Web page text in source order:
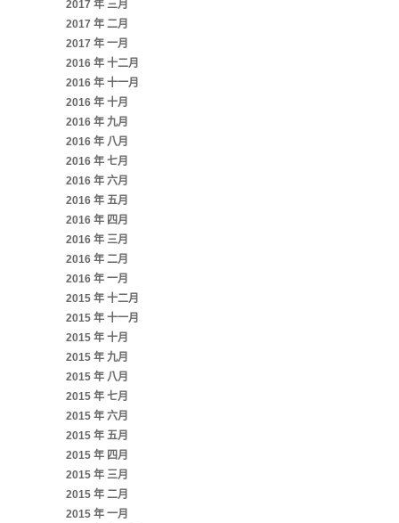
2017 年 三月
2017 年 二月
2017 年 一月
2016 年 十二月
2016 年 十一月
2016 年 十月
2016 年 九月
2016 年 八月
2016 年 七月
2016 年 六月
2016 年 五月
2016 年 四月
2016 年 三月
2016 年 二月
2016 年 一月
2015 年 十二月
2015 年 十一月
2015 年 十月
2015 年 九月
2015 年 八月
2015 年 七月
2015 年 六月
2015 年 五月
2015 年 四月
2015 年 三月
2015 年 二月
2015 年 一月